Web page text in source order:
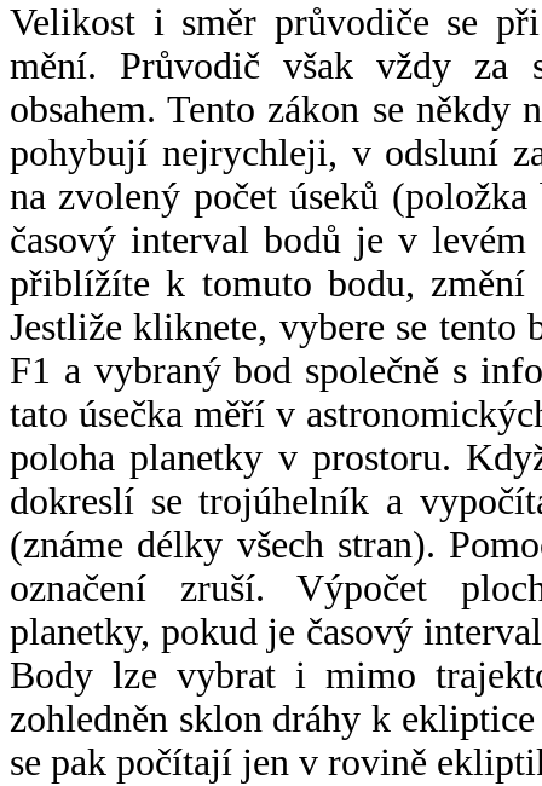
Velikost i směr průvodiče se
mění. Průvodič však vždy za
obsahem. Tento zákon se někdy
pohybují nejrychleji, v odsluní
na zvolený počet úseků
časový interval bodů je v
přiblížíte k tomuto bodu,
Jestliže kliknete, vybere se tento
F1 a vybraný bod společně s
tato úsečka měří v
poloha planetky v prostoru.
dokreslí se trojúhelník a
(známe délky všech stran).
označení zruší. Výpočet
planetky, pokud je časový
Body lze vybrat i mimo
zohledněn sklon dráhy k
se pak počítají jen v rovině